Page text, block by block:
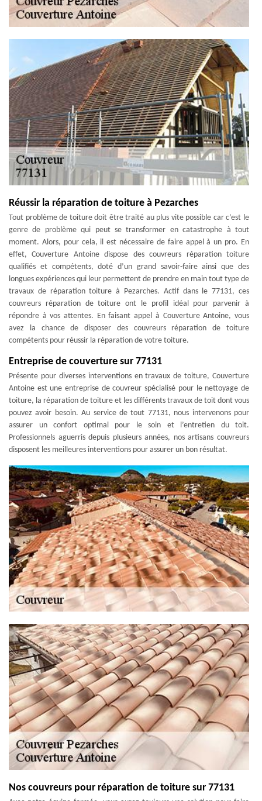
Réussir la réparation de toiture à Pezarches
Tout problème de toiture doit être traité au plus vite possible car c’est le
genre de problème qui peut se transformer en catastrophe à tout
moment. Alors, pour cela, il est nécessaire de faire appel à un pro. En
effet, Couverture Antoine dispose des couvreurs réparation toiture
qualifiés et compétents, doté d’un grand savoir-faire ainsi que des
longues expériences qui leur permettent de prendre en main tout type de
travaux de réparation toiture à Pezarches. Actif dans le 77131, ces
couvreurs réparation de toiture ont le profil idéal pour parvenir à
répondre à vos attentes. En faisant appel à Couverture Antoine, vous
avez la chance de disposer des couvreurs réparation de toiture
compétents pour réussir la réparation de votre toiture.
Entreprise de couverture sur 77131
Présente pour diverses interventions en travaux de toiture, Couverture
Antoine est une entreprise de couvreur spécialisé pour le nettoyage de
toiture, la réparation de toiture et les différents travaux de toit dont vous
pouvez avoir besoin. Au service de tout 77131, nous intervenons pour
assurer un confort optimal pour le soin et l’entretien du toit.
Professionnels aguerris depuis plusieurs années, nos artisans couvreurs
disposent les meilleures interventions pour assurer un bon résultat.
Nos couvreurs pour réparation de toiture sur 77131